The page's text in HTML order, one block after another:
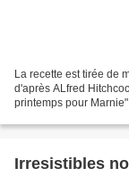
La recette est tirée de
d'après ALfred
printemps pour
Irresistibles